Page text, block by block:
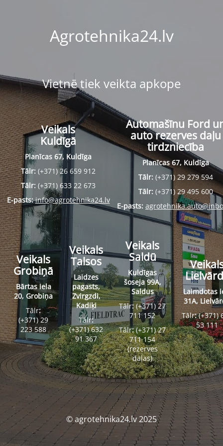
Agrotehnika24.lv
Vietnē tiek veikta apkope
Veikals
Kuldīgā
Planīcas 67, Kuldīga
Tālr: (+371) 26 659 912
Tālr: (+371) 633 22 673
E-pasts:info@agrotehnika24.lv
Automašīnu Ford
auto rezerves daļu
tirdzniecība
Planīcas 67, Kuldīga
Tālr: (+371) 29 279 594
Tālr: (+371) 29 495 600
E-pasts:
Veikals
Grobiņā
Bārtas iela
20, Grobiņa
Tālr:
(+371) 29
223 588
Veikals
Talsos
Laidzes
pagasts,
Zvirgzdi,
Kadiķi
Tālr:
(+371) 632
91 367
Veikals
Saldū
Kuldīgas
šoseja 99A,
Saldus
Tālr:(+371) 27
711 152
Tālr:(+371) 27
711 154
(rezerves
daļas)
Laimdotas
31A,
Tālr:(+371)
53 111
© agrotehnika24.lv 2025